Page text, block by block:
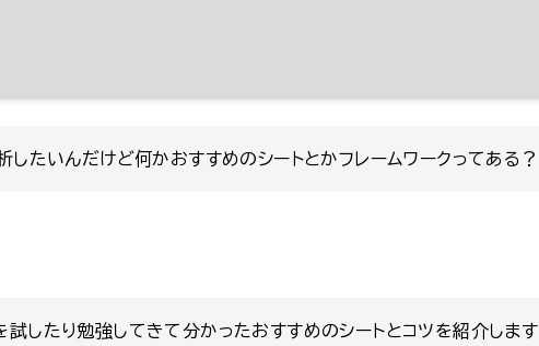
したいんだけど何かおすすめのシートとかフレームワークってある？
したり勉強してきて分かったおすすめのシートとコツを紹介します